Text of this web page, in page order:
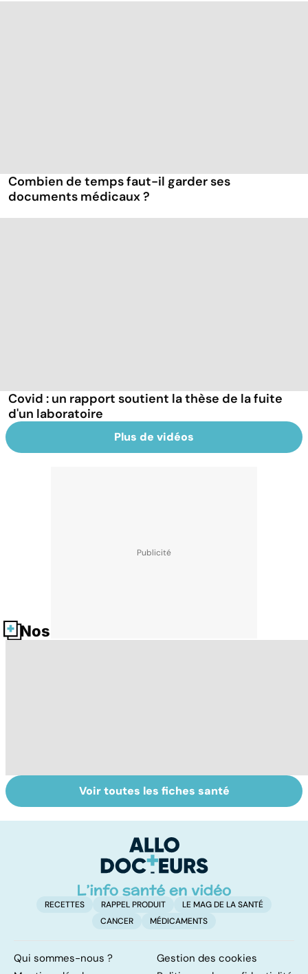
Combien de temps faut-il garder ses
documents médicaux ?
Covid : un rapport soutient la thèse de la fuite
d'un laboratoire
Plus de vidéos
Nos fiches santé
Tout savoir sur
les virus
Votre santé en
vacances
Voir toutes les fiches santé
RECETTES RAPPEL PRODUIT
LE MAG DE LA SANTÉ
CANCER
MÉDICAMENTS
Qui sommes-nous ?
Gestion des cookies